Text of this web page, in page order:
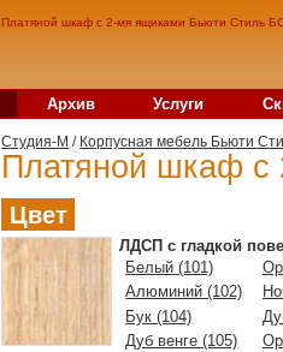
Платяной шкаф с 2-мя ящиками Бьюти Стиль
Архив Услуги
Студия-M / Корпусная мебель Бьюти
Платяной шкаф
Цвет
ЛДСП с гладкой
Белый (101)
Алюминий (102)
Бук (104)
Дуб венге (105)